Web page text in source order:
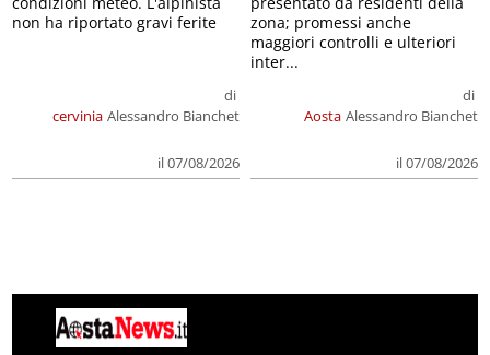
cervinia
di
Alessandro Bianchet
il 07/08/2026
non ha riportato gravi ferite
Aosta
di
Alessandro Bianchet
il 07/08/2026
zona; promessi anche
maggiori controlli e ulteriori
inter...